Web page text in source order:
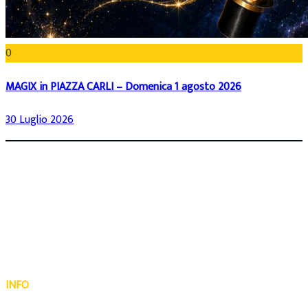
0
MAGIX in PIAZZA CARLI – Domenica 1 agosto 2026
30 Luglio 2026
INFO